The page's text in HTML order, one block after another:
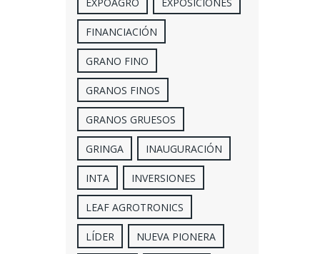
EXPOAGRO EXPOSICIONES
FINANCIACIÓN
GRANO FINO
GRANOS FINOS
GRANOS GRUESOS
GRINGA INAUGURACIÓN
INTA INVERSIONES
LEAF AGROTRONICS
LÍDER NUEVA PIONERA